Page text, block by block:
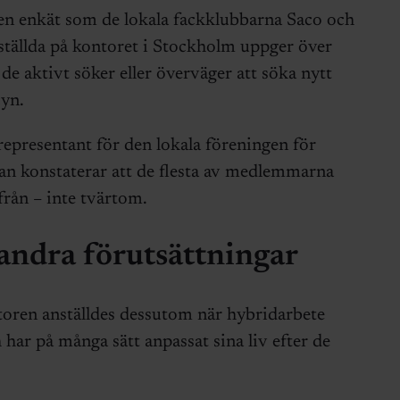
enkät som de lokala fackklubbarna Saco och
på kontoret i Stockholm uppger över
aktivt söker eller överväger att söka nytt
för den lokala föreningen för
konstaterar att de flesta av medlemmarna
– inte tvärtom.
förutsättningar
anställdes dessutom när hybridarbete
på många sätt anpassat sina liv efter de